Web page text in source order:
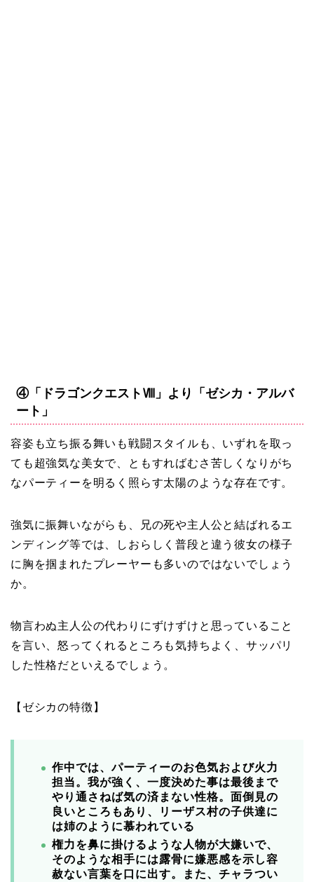
④「ドラゴンクエストⅧ」より「ゼシカ・アルバ
ート」
容姿も立ち振る舞いも戦闘スタイルも、いずれを取っ
ても超強気な美女で、ともすればむさ苦しくなりがち
なパーティーを明るく照らす太陽のような存在です。
強気に振舞いながらも、兄の死や主人公と結ばれるエ
ンディング等では、しおらしく普段と違う彼女の様子
に胸を掴まれたプレーヤーも多いのではないでしょう
か。
物言わぬ主人公の代わりにずけずけと思っていること
を言い、怒ってくれるところも気持ちよく、サッパリ
した性格だといえるでしょう。
【ゼシカの特徴】
作中では、パーティーのお色気および火力
担当。 我が強く、一度決めた事は最後まで
やり通さねば気の済まない性格。 面倒見の
良いところもあり、リーザス村の子供達に
は姉のように慕われている
権力を鼻に掛けるような人物が大嫌いで、
そのような相手には露骨に嫌悪感を示し容
赦ない言葉を口に出す。また、チャラつい